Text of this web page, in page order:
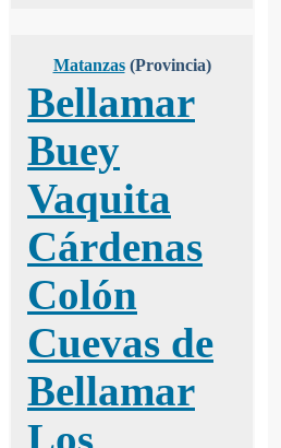
Matanzas(Provincia)
Bellamar
Buey
Vaquita
Cárdenas
Colón
Cuevas de
Bellamar